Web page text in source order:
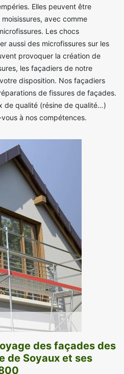
Elles peuvent être
avec comme
Les chocs
aussi des microfissures sur les
provoquer la création de
les façadiers de notre
disposition. Nos façadiers
de fissures de façades.
de qualité (résine de qualité…)
à nos compétences.
des façades des
de Soyaux et ses